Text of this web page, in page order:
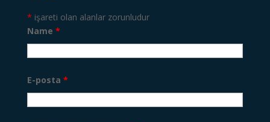
* işareti olan alanlar zorunludur
Name *
E-posta *